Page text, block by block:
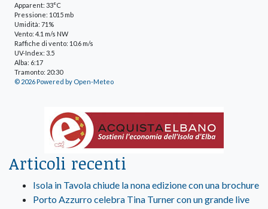
Apparent: 33°C
Pressione: 1015 mb
Umidità: 71%
Vento: 4.1 m/s NW
Raffiche di vento: 10.6 m/s
UV-Index: 3.5
Alba: 6:17
Tramonto: 20:30
© 2026 Powered by Open-Meteo
Articoli recenti
Isola in Tavola chiude la nona edizione con una brochure
Porto Azzurro celebra Tina Turner con un grande live